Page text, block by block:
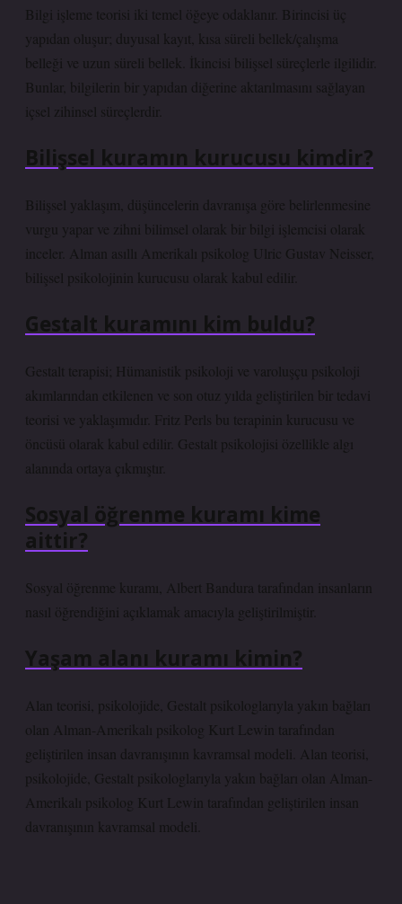
Bilgi işleme teorisi iki temel öğeye odaklanır. Birincisi üç
yapıdan oluşur; duyusal kayıt, kısa süreli bellek/çalışma
belleği ve uzun süreli bellek. İkincisi bilişsel süreçlerle ilgilidir.
Bunlar, bilgilerin bir yapıdan diğerine aktarılmasını sağlayan
içsel zihinsel süreçlerdir.
Bilişsel kuramın kurucusu kimdir?
Bilişsel yaklaşım, düşüncelerin davranışa göre belirlenmesine
vurgu yapar ve zihni bilimsel olarak bir bilgi işlemcisi olarak
inceler. Alman asıllı Amerikalı psikolog Ulric Gustav Neisser,
bilişsel psikolojinin kurucusu olarak kabul edilir.
Gestalt kuramını kim buldu?
Gestalt terapisi; Hümanistik psikoloji ve varoluşçu psikoloji
akımlarından etkilenen ve son otuz yılda geliştirilen bir tedavi
teorisi ve yaklaşımıdır. Fritz Perls bu terapinin kurucusu ve
öncüsü olarak kabul edilir. Gestalt psikolojisi özellikle algı
alanında ortaya çıkmıştır.
Sosyal öğrenme kuramı kime
aittir?
Sosyal öğrenme kuramı, Albert Bandura tarafından insanların
nasıl öğrendiğini açıklamak amacıyla geliştirilmiştir.
Yaşam alanı kuramı kimin?
Alan teorisi, psikolojide, Gestalt psikologlarıyla yakın bağları
olan Alman-Amerikalı psikolog Kurt Lewin tarafından
geliştirilen insan davranışının kavramsal modeli. Alan teorisi,
psikolojide, Gestalt psikologlarıyla yakın bağları olan Alman-
Amerikalı psikolog Kurt Lewin tarafından geliştirilen insan
davranışının kavramsal modeli.